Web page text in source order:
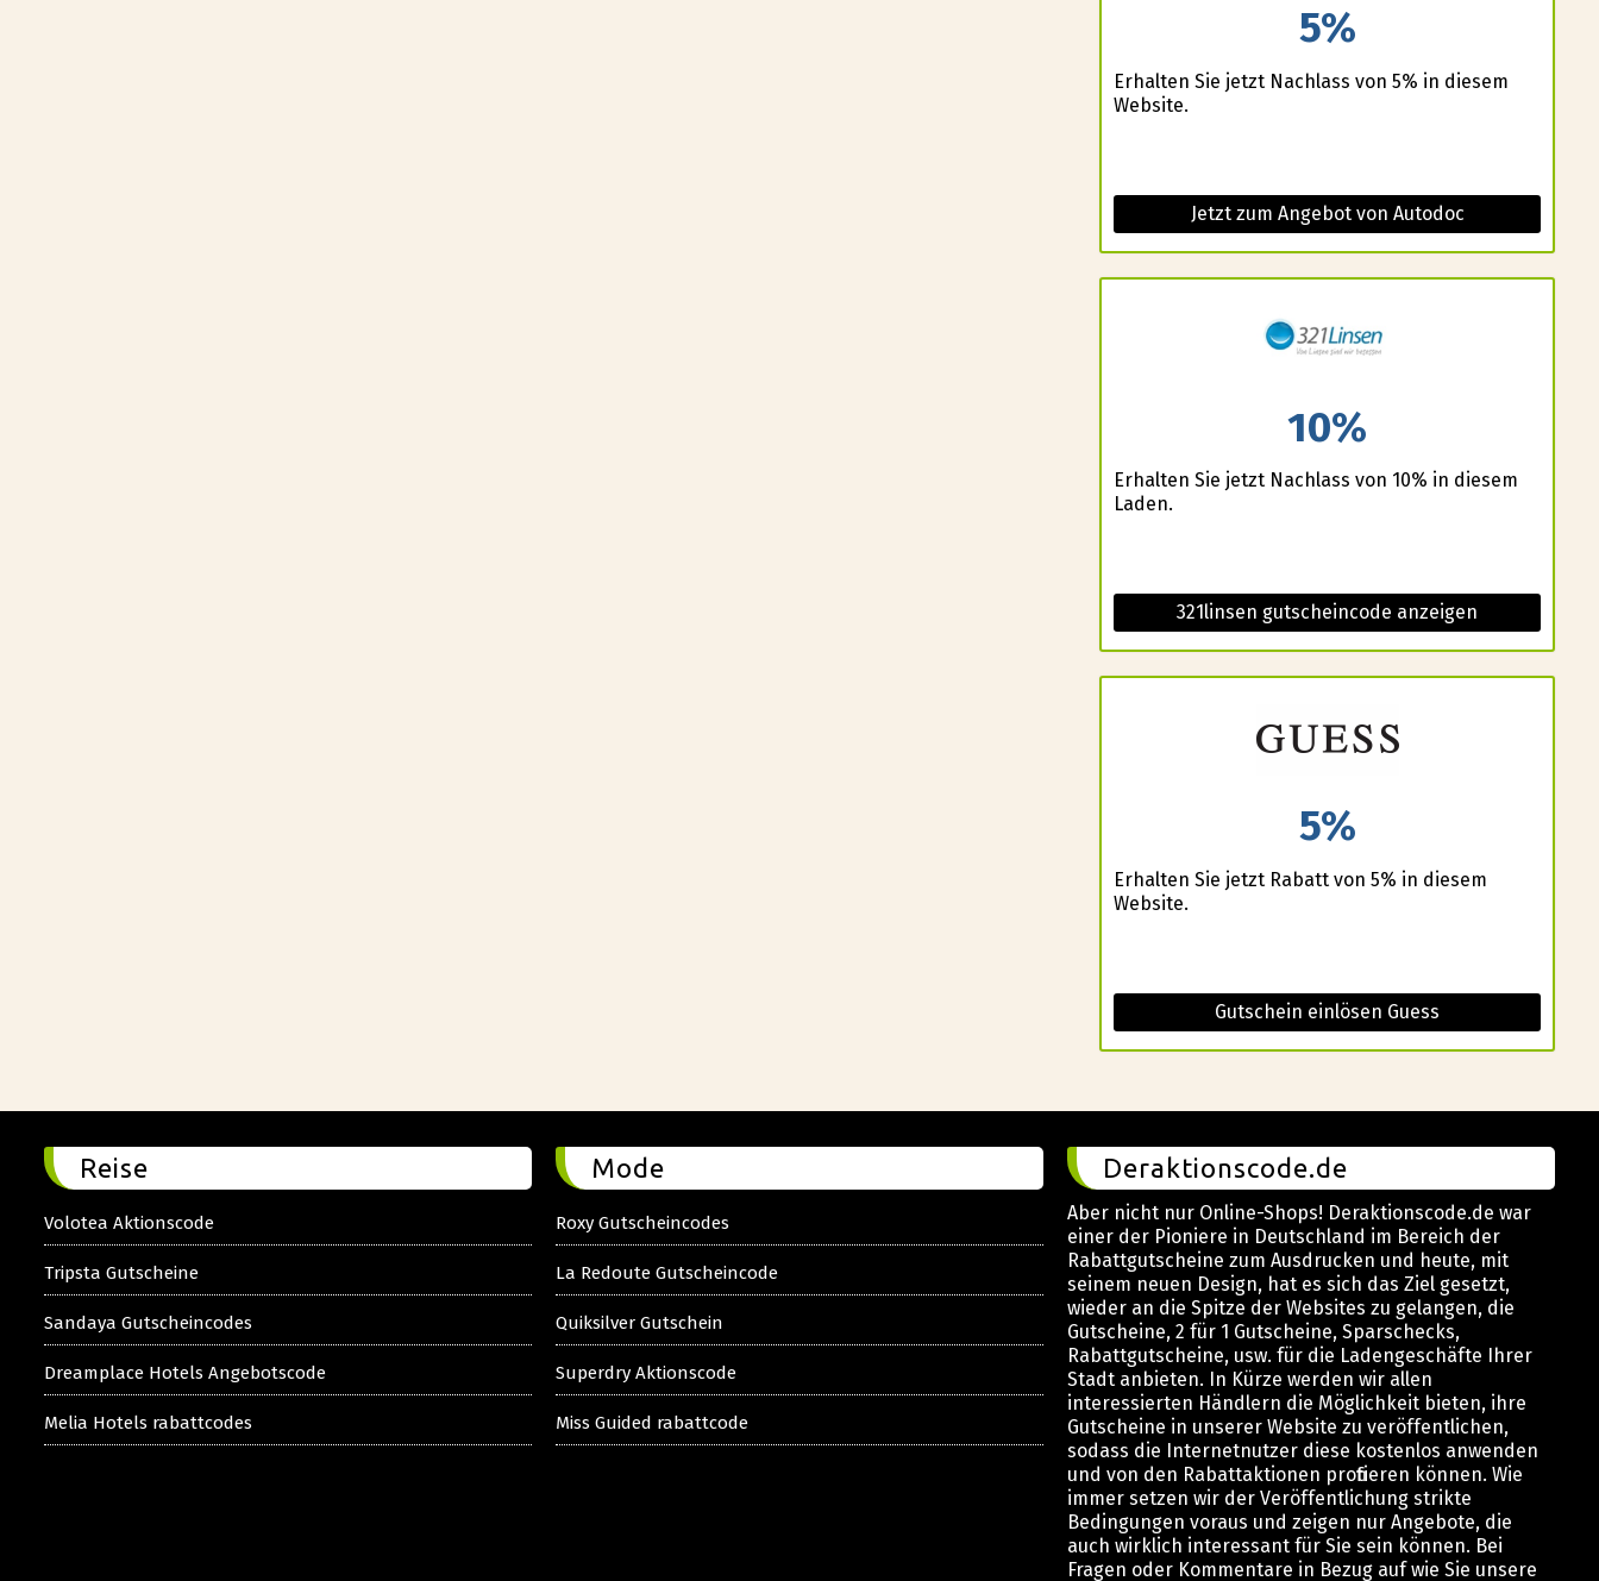
5%
Erhalten Sie jetzt Nachlass von 5% in diesem
Website.
Jetzt zum Angebot von Autodoc
10%
Erhalten Sie jetzt Nachlass von 10% in diesem
Laden.
321linsen gutscheincode anzeigen
5%
Erhalten Sie jetzt Rabatt von 5% in diesem
Website.
Gutschein einlösen Guess
Reise
Volotea Aktionscode
Tripsta Gutscheine
Sandaya Gutscheincodes
Dreamplace Hotels Angebotscode
Melia Hotels rabattcodes
Mode
Roxy Gutscheincodes
La Redoute Gutscheincode
Quiksilver Gutschein
Superdry Aktionscode
Miss Guided rabattcode
Deraktionscode.de
Aber nicht nur Online-Shops! Deraktionscode.de war
einer der Pioniere in Deutschland im Bereich der
Rabattgutscheine zum Ausdrucken und heute, mit
seinem neuen Design, hat es sich das Ziel gesetzt,
wieder an die Spitze der Websites zu gelangen, die
Gutscheine, 2 für 1 Gutscheine, Sparschecks,
Rabattgutscheine, usw. für die Ladengeschäfte Ihrer
Stadt anbieten. In Kürze werden wir allen
interessierten Händlern die Möglichkeit bieten, ihre
Gutscheine in unserer Website zu veröffentlichen,
sodass die Internetnutzer diese kostenlos anwenden
und von den Rabattaktionen profitieren können. Wie
immer setzen wir der Veröffentlichung strikte
Bedingungen voraus und zeigen nur Angebote, die
auch wirklich interessant für Sie sein können. Bei
Fragen oder Kommentare in Bezug auf wie Sie unsere